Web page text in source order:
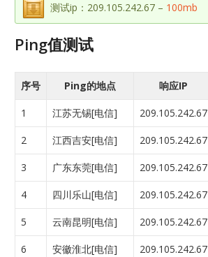
测试ip：209.105.242.67 – 100mb
Ping值测试
序号 Ping的地点 响应IP
1 江苏无锡[电信] 209.105.242.67
2 江西吉安[电信] 209.105.242.67
3 广东东莞[电信] 209.105.242.67
4 四川乐山[电信] 209.105.242.67
5 云南昆明[电信] 209.105.242.67
6 安徽淮北[电信] 209.105.242.67